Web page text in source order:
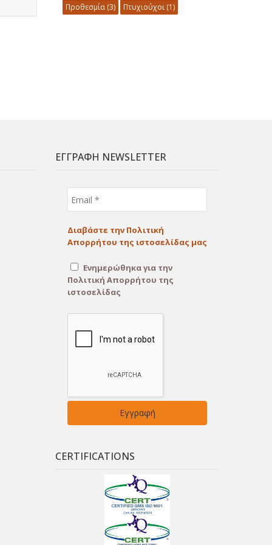
Προθεσμία (3) Πτυχιούχοι (1)
ΕΓΓΡΑΦΗ NEWSLETTER
Διαβάστε την Πολιτική
Απορρήτου της ιστοσελίδας μας
Ενημερώθηκα για την
Πολιτική Απορρήτου της
ιστοσελίδας
CERTIFICATIONS